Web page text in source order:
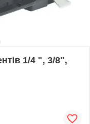
1/4 ", 3/8",